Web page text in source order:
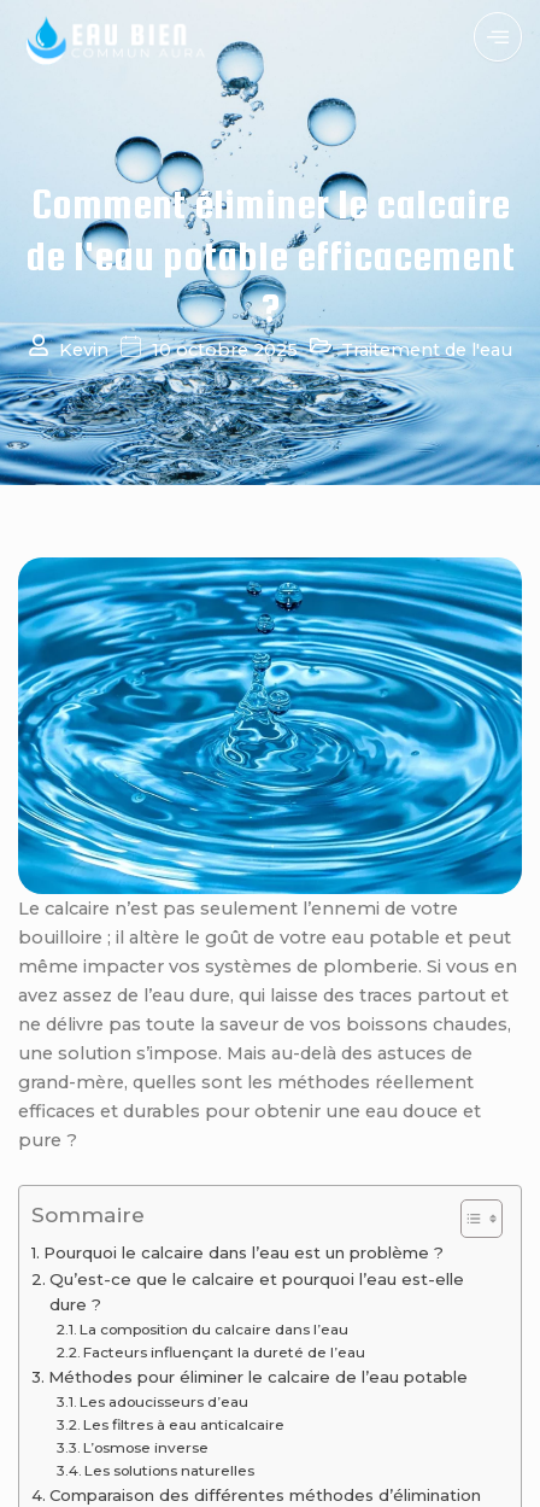
Comment éliminer le calcaire
de l'eau potable efficacement
?
Kevin 10 octobre 2025 Traitement de l'eau
Le calcaire n’est pas seulement l’ennemi de votre
bouilloire ; il altère le goût de votre eau potable et peut
même impacter vos systèmes de plomberie. Si vous en
avez assez de l’eau dure, qui laisse des traces partout et
ne délivre pas toute la saveur de vos boissons chaudes,
une solution s’impose. Mais au-delà des astuces de
grand-mère, quelles sont les méthodes réellement
efficaces et durables pour obtenir une eau douce et
pure ?
Sommaire
Pourquoi le calcaire dans l’eau est un problème ?
Qu’est-ce que le calcaire et pourquoi l’eau est-elle
dure ?
La composition du calcaire dans l’eau
Facteurs influençant la dureté de l’eau
Méthodes pour éliminer le calcaire de l’eau potable
Les adoucisseurs d’eau
Les filtres à eau anticalcaire
L’osmose inverse
Les solutions naturelles
Comparaison des différentes méthodes d’élimination